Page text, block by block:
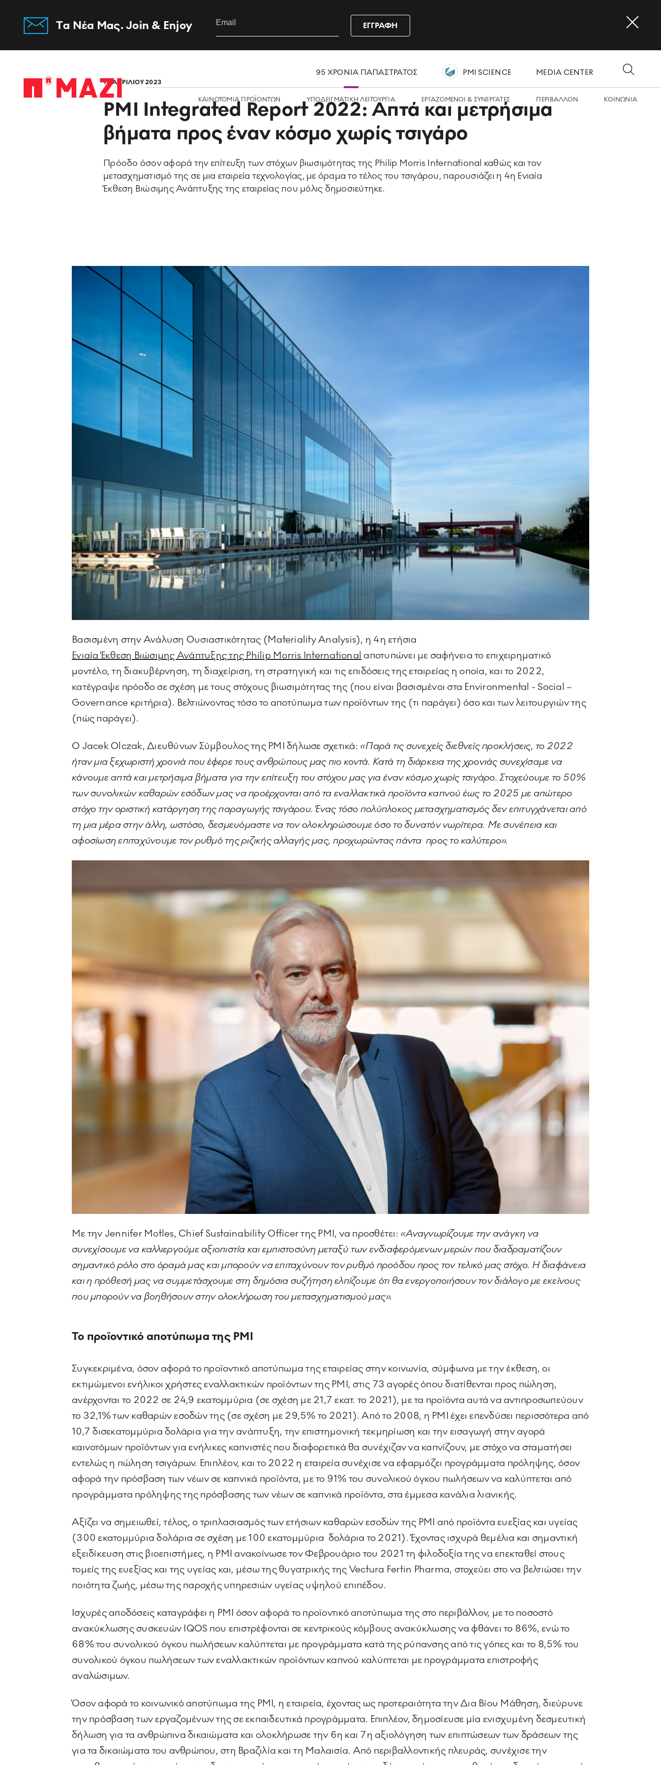
Tα Νέα Μας. Join & Enjoy ΕΓΓΡΑΦΗ
Home
95 ΧΡΟΝΙΑ ΠΑΠΑΣΤΡΑΤΟΣ PMI SCIENCE MEDIA CENTER
ΚΑΙΝΟΤΟΜΙΑ ΠΡΟΪΟΝΤΩΝ ΥΠΟΔΕΙΓΜΑΤΙΚΗ ΛΕΙΤΟΥΡΓΙΑ ΕΡΓΑZOMΕΝΟΙ & ΣΥΝΕΡΓΑΤΕΣ ΠΕΡΙΒΑΛΛΟΝ ΚΟΙΝΩΝΙA
19 ΑΠΡΙΛΙΟΥ 2023
PMI Integrated Report 2022: Απτά και μετρήσιμα
βήματα προς έναν κόσμο χωρίς τσιγάρο
Πρόοδο όσον αφορά την επίτευξη των στόχων βιωσιμότητας της Philip Morris International καθώς και τον
μετασχηματισμό της σε μια εταιρεία τεχνολογίας, με όραμα το τέλος του τσιγάρου, παρουσιάζει η 4η Ενιαία
Έκθεση Βιώσιμης Ανάπτυξης της εταιρείας που μόλις δημοσιεύτηκε.
Βασισμένη στην Ανάλυση Ουσιαστικότητας (Materiality Analysis), η 4η ετήσια
Ενιαία Έκθεση Βιώσιμης Ανάπτυξης της Philip Morris International αποτυπώνει με σαφήνεια το επιχειρηματικό
μοντέλο, τη διακυβέρνηση, τη διαχείριση, τη στρατηγική και τις επιδόσεις της εταιρείας η οποία, και το 2022,
κατέγραψε πρόοδο σε σχέση με τους στόχους βιωσιμότητας της (που είναι βασισμένοι στα Environmental - Social –
Governance κριτήρια). Βελτιώνοντας τόσο το αποτύπωμα των προϊόντων της (τι παράγει) όσο και των λειτουργιών της
(πώς παράγει).
O Jacek Olczak, Διευθύνων Σύμβουλος της PMI δήλωσε σχετικά: «Παρά τις συνεχείς διεθνείς προκλήσεις, το 2022
ήταν μια ξεχωριστή χρονιά που έφερε τους ανθρώπους μας πιο κοντά. Κατά τη διάρκεια της χρονιάς συνεχίσαμε να
κάνουμε απτά και μετρήσιμα βήματα για την επίτευξη του στόχου μας για έναν κόσμο χωρίς τσιγάρο. Στοχεύουμε το 50%
των συνολικών καθαρών εσόδων μας να προέρχονται από τα εναλλακτικά προϊόντα καπνού έως το 2025 με απώτερο
στόχο την οριστική κατάργηση της παραγωγής τσιγάρου. Ένας τόσο πολύπλοκος μετασχηματισμός δεν επιτυγχάνεται από
τη μια μέρα στην άλλη, ωστόσο, δεσμευόμαστε να τον ολοκληρώσουμε όσο το δυνατόν νωρίτερα. Με συνέπεια και
αφοσίωση επιταχύνουμε τον ρυθμό της ριζικής αλλαγής μας, προχωρώντας πάντα προς το καλύτερο».
Με την Jennifer Motles, Chief Sustainability Officer της PMI, να προσθέτει: «Αναγνωρίζουμε την ανάγκη να
συνεχίσουμε να καλλιεργούμε αξιοπιστία και εμπιστοσύνη μεταξύ των ενδιαφερόμενων μερών που διαδραματίζουν
σημαντικό ρόλο στο όραμά μας και μπορούν να επιταχύνουν τον ρυθμό προόδου προς τον τελικό μας στόχο. Η διαφάνεια
και η πρόθεσή μας να συμμετάσχουμε στη δημόσια συζήτηση ελπίζουμε ότι θα ενεργοποιήσουν τον διάλογο με εκείνους
που μπορούν να βοηθήσουν στην ολοκλήρωση του μετασχηματισμού μας».
Το προϊοντικό αποτύπωμα της PMI
Συγκεκριμένα, όσον αφορά το προϊοντικό αποτύπωμα της εταιρείας στην κοινωνία, σύμφωνα με την έκθεση, οι
εκτιμώμενοι ενήλικοι χρήστες εναλλακτικών προϊόντων της PMI, στις 73 αγορές όπου διατίθενται προς πώληση,
ανέρχονται το 2022 σε 24,9 εκατομμύρια (σε σχέση με 21,7 εκατ. το 2021), με τα προϊόντα αυτά να αντιπροσωπεύουν
το 32,1% των καθαρών εσοδών της (σε σχέση με 29,5% το 2021). Από το 2008, η PMI έχει επενδύσει περισσότερα από
10,7 δισεκατομμύρια δολάρια για την ανάπτυξη, την επιστημονική τεκμηρίωση και την εισαγωγή στην αγορά
καινοτόμων προϊόντων για ενήλικες καπνιστές που διαφορετικά θα συνέχιζαν να καπνίζουν, με στόχο να σταματήσει
εντελώς η πώληση τσιγάρων. Επιπλέον, και το 2022 η εταιρεία συνέχισε να εφαρμόζει προγράμματα πρόληψης, όσον
αφορά την πρόσβαση των νέων σε καπνικά προϊόντα, με το 91% του συνολικού όγκου πωλήσεων να καλύπτεται από
προγράμματα πρόληψης της πρόσβασης των νέων σε καπνικά προϊόντα, στα έμμεσα κανάλια λιανικής.
Αξίζει να σημειωθεί, τέλος, ο τριπλασιασμός των ετήσιων καθαρών εσοδών της PMI από προϊόντα ευεξίας και υγείας
(300 εκατομμύρια δολάρια σε σχέση με 100 εκατομμύρια δολάρια το 2021). Έχοντας ισχυρά θεμέλια και σημαντική
εξειδίκευση στις βιοεπιστήμες, η PMI ανακοίνωσε τον Φεβρουάριο του 2021 τη φιλοδοξία της να επεκταθεί στους
τομείς της ευεξίας και της υγείας και, μέσω της θυγατρικής της Vectura Fertin Pharma, στοχεύει στο να βελτιώσει την
ποιότητα ζωής, μέσω της παροχής υπηρεσιών υγείας υψηλού επιπέδου.
Ισχυρές αποδόσεις καταγράφει η PMI όσον αφορά το προϊοντικό αποτύπωμα της στο περιβάλλον, με το ποσοστό
ανακύκλωσης συσκευών IQOS που επιστρέφονται σε κεντρικούς κόμβους ανακύκλωσης να φθάνει το 86%, ενώ το
68% του συνολικού όγκου πωλήσεων καλύπτεται με προγράμματα κατά της ρύπανσης από τις γόπες και το 8,5% του
συνολικού όγκου πωλήσεων των εναλλακτικών προϊόντων καπνού καλύπτεται με προγράμματα επιστροφής
αναλώσιμων.
Όσον αφορά το κοινωνικό αποτύπωμα της PMI, η εταιρεία, έχοντας ως προτεραιότητα την Δια Βίου Μάθηση, διεύρυνε
την πρόσβαση των εργαζομένων της σε εκπαιδευτικά προγράμματα. Επιπλέον, δημοσίευσε μία ενισχυμένη δεσμευτική
δήλωση για τα ανθρώπινα δικαιώματα και ολοκλήρωσε την 6η και 7η αξιολόγηση των επιπτώσεων των δράσεων της
για τα δικαιώματα του ανθρώπου, στη Βραζιλία και τη Μαλαισία. Από περιβαλλοντικής πλευράς, συνέχισε την